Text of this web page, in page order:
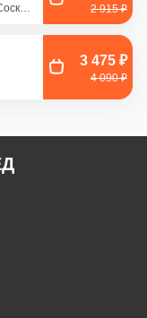
2 915 ₽
и флг - 1 час
3 475 ₽
4 090 ₽